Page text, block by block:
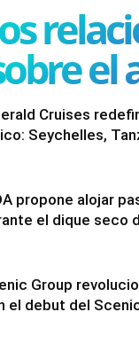
el
Cruises
Seychelles,
propone alojar
el dique seco
Group
el debut del